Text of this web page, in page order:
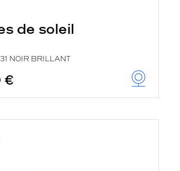
de soleil
NOIR BRILLANT
€